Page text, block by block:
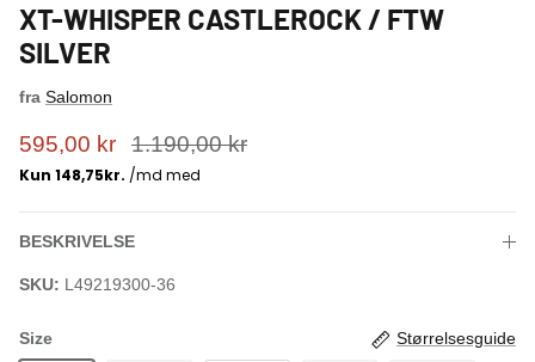
XT-WHISPER CASTLEROCK / FTW
SILVER
fra Salomon
595,00 kr 1.190,00 kr
BESKRIVELSE
SKU: L49219300-36
Size Størrelsesguide